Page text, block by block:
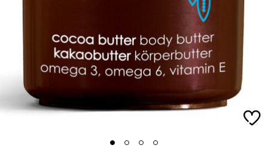
1 2 3 4